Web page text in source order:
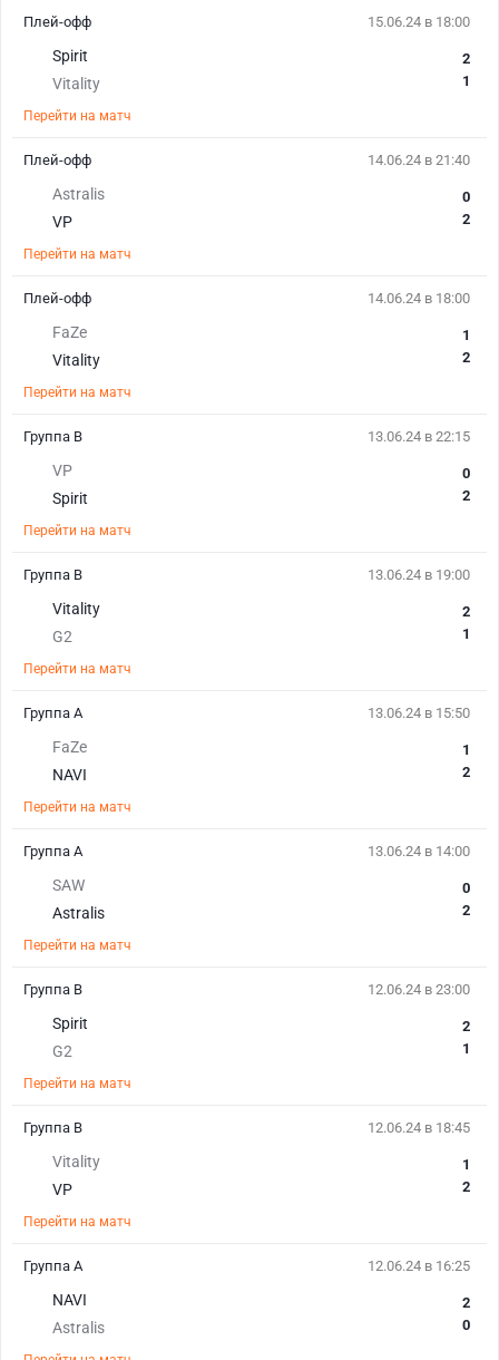
15.06.24 в 18:00
Spirit
Vitality
2
1
Перейти на матч
Плей-офф
14.06.24 в 21:40
Astralis
VP
0
2
Перейти на матч
Плей-офф
14.06.24 в 18:00
FaZe
Vitality
1
2
Перейти на матч
Плей-офф
13.06.24 в 22:15
VP
Spirit
0
2
Перейти на матч
Группа B
13.06.24 в 19:00
Vitality
G2
2
1
Перейти на матч
Группа B
13.06.24 в 15:50
FaZe
NAVI
1
2
Перейти на матч
Группа А
13.06.24 в 14:00
SAW
Astralis
0
2
Перейти на матч
Группа А
12.06.24 в 23:00
Spirit
G2
2
1
Перейти на матч
Группа B
12.06.24 в 18:45
Vitality
VP
1
2
Перейти на матч
Группа B
12.06.24 в 16:25
NAVI
Astralis
2
0
Группа А